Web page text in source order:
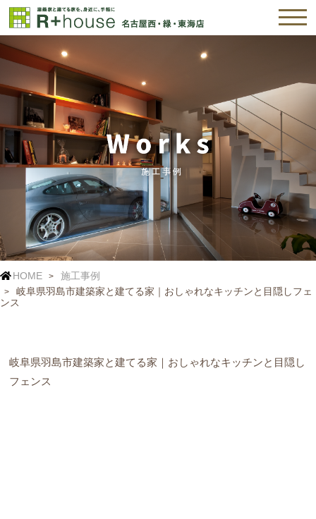
HOME
施工事例
岐阜県羽島市建築家と建てる家｜おしゃれなキッチンと目隠しフェ
ンス
岐阜県羽島市建築家と建てる家｜おしゃれなキッチンと目隠し
フェンス